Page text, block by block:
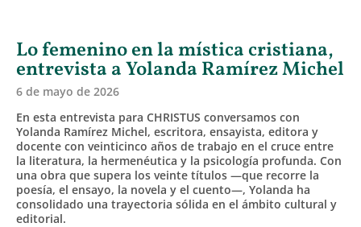
Lo femenino en la mística cristiana,
entrevista a Yolanda Ramírez Michel
6 de mayo de 2026
En esta entrevista para CHRISTUS conversamos con
Yolanda Ramírez Michel, escritora, ensayista, editora y
docente con veinticinco años de trabajo en el cruce entre
la literatura, la hermenéutica y la psicología profunda. Con
una obra que supera los veinte títulos —que recorre la
poesía, el ensayo, la novela y el cuento—, Yolanda ha
consolidado una trayectoria sólida en el ámbito cultural y
editorial.